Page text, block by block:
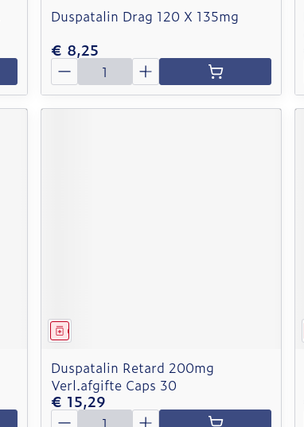
Duspatalin Drag 120 X 135mg
€ 8,25
Aantal
Geneesmiddel
Duspatalin Retard 200mg
Verl.afgifte Caps 30
€ 15,29
Aantal